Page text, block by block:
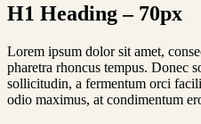
H1 Heading – 70px
Lorem ipsum dolor sit amet,
pharetra rhoncus tempus. Donec
sollicitudin, a fermentum orci
odio maximus, at condimentum